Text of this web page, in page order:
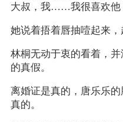
大叔，我……我很喜欢他
她说着捂着唇抽噎起来，
林桐无动于衷的看着，
的真假。
离婚证是真的，唐乐乐
真的。